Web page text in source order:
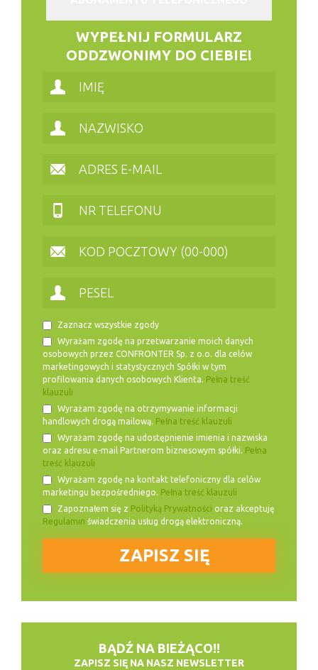
WYPEŁNIJ FORMULARZ
ODDZWONIMY DO CIEBIE!
Zaznacz wszystkie zgody
Wyrażam zgodę na przetwarzanie moich danych
osobowych przez CONFRONTER Sp. z o.o. dla celów
marketingowych i statystycznych Spółki w tym
profilowania danych osobowych Klienta. Pełna treść
klauzuli
Wyrażam zgodę na otrzymywanie informacji
handlowych drogą mailową. Pełna treść klauzuli
Wyrażam zgodę na udostępnienie imienia i nazwiska
oraz adresu e-mail Partnerom biznesowym spółki. Pełna
treść klauzuli
Wyrażam zgodę na kontakt telefoniczny dla celów
marketingu bezpośredniego. Pełna treść klauzuli
Zapoznałem się z Polityką Prywatności oraz akceptuję
Regulamin świadczenia usług drogą elektroniczną.
BĄDŹ NA BIEŻĄCO!!
ZAPISZ SIĘ NA NASZ NEWSLETTER